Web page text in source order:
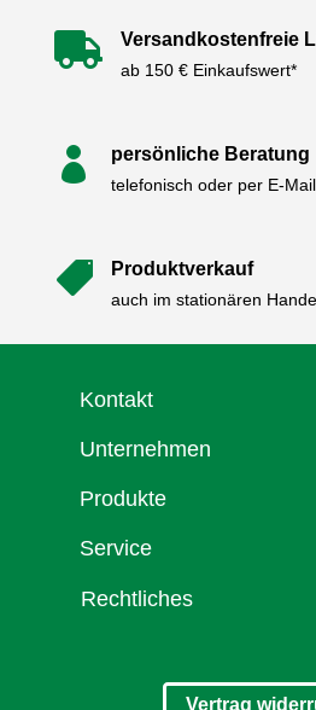
 Versandkostenfreie
ab 150 € Einkaufswert*
 persönliche Beratung
telefonisch oder per E-Mail
 Produktverkauf
auch im stationären
Kontakt
Unternehmen
Produkte
Service
Rechtliches
Vertrag